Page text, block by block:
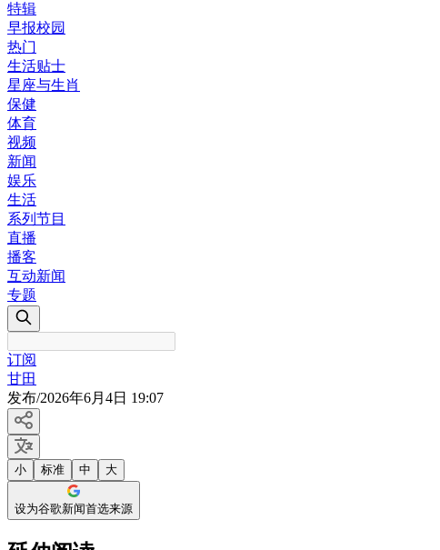
特辑
早报校园
热门
生活贴士
星座与生肖
保健
体育
视频
新闻
娱乐
生活
系列节目
直播
播客
互动新闻
专题
订阅
甘田
发布/2026年6月4日 19:07
小 标准 中 大
设为谷歌新闻首选来源